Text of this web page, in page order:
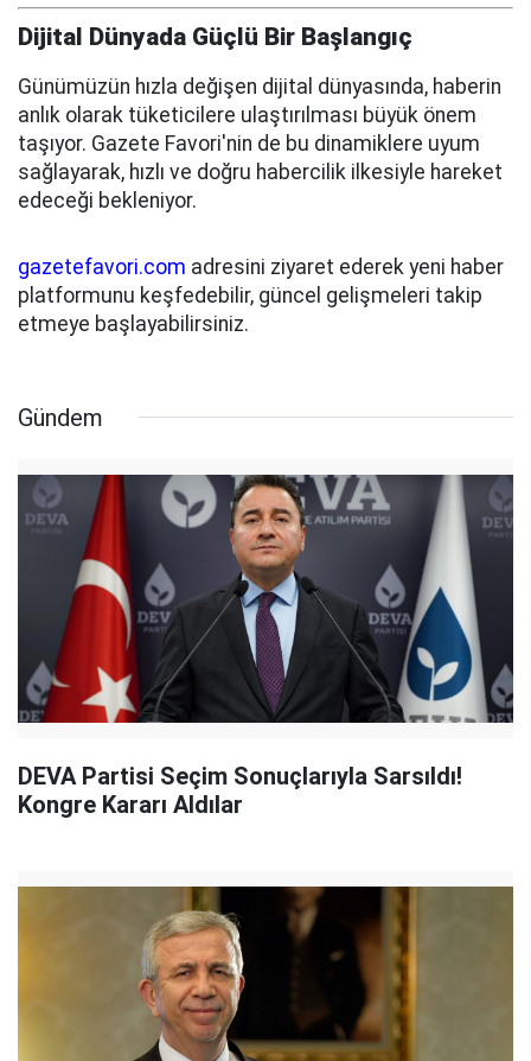
Dijital Dünyada Güçlü Bir Başlangıç
Günümüzün hızla değişen dijital dünyasında, haberin
anlık olarak tüketicilere ulaştırılması büyük önem
taşıyor. Gazete Favori'nin de bu dinamiklere uyum
sağlayarak, hızlı ve doğru habercilik ilkesiyle hareket
edeceği bekleniyor.
gazetefavori.com adresini ziyaret ederek yeni haber
platformunu keşfedebilir, güncel gelişmeleri takip
etmeye başlayabilirsiniz.
Gündem
DEVA Partisi Seçim Sonuçlarıyla Sarsıldı!
Kongre Kararı Aldılar